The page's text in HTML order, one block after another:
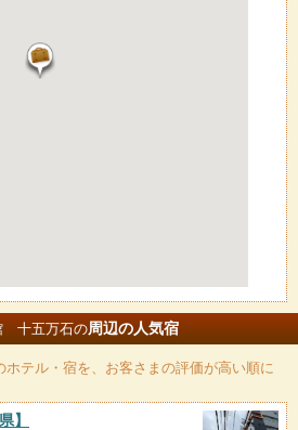
十五万石の周辺の人気宿
ホテル・宿を、お客さまの評価が高い順に
】